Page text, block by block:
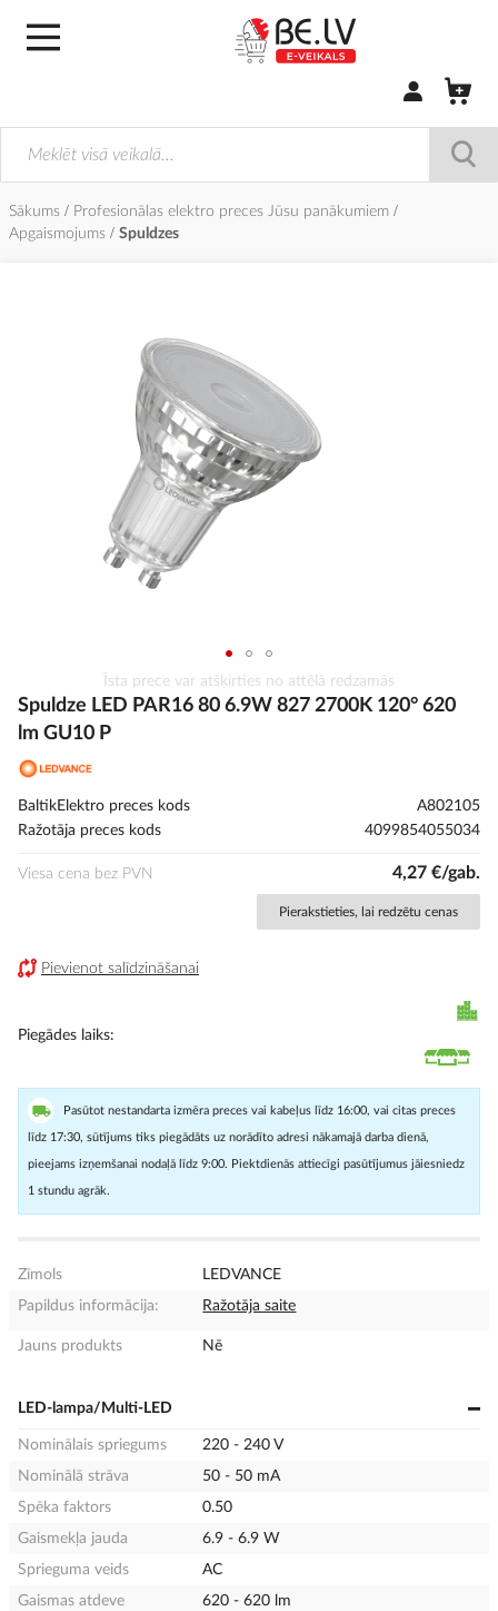
Pierakstīties/
Sākums
Profesionālas elektro preces Jūsu panākumiem
Apgaismojums
Spuldzes
uz
galerijas
Īsta prece var atšķirties no attēlā redzamās
Spuldze LED PAR16 80 6.9W 827 2700K 120° 620
lm GU10 P
BaltikElektro preces kods
A802105
Ražotāja preces kods
4099854055034
Viesa cena bez PVN 4,27 €/gab.
Pierakstieties, lai redzētu cenas
Pievienot salīdzināšanai
Piegādes laiks
Pasūtot nestandarta izmēra preces vai kabeļus līdz 16:00, vai citas preces
līdz 17:30, sūtījums tiks piegādāts uz norādīto adresi nākamajā darba dienā,
pieejams izņemšanai nodaļā līdz 9:00. Piektdienās attiecīgi pasūtījumus jāiesniedz
1 stundu agrāk.
Zīmols
LEDVANCE
Papildus informācija:
Ražotāja saite
Jauns produkts Nē
LED-lampa/Multi-LED
Nominālais spriegums
220 - 240 V
Nominālā strāva
50 - 50 mA
Spēka faktors
0.50
Gaismekļa jauda
6.9 - 6.9 W
Sprieguma veids
AC
Gaismas atdeve
620 - 620 lm